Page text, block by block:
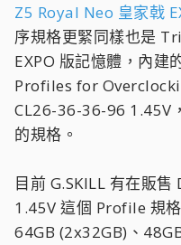
Z5 Royal Neo 皇家戟
序規格更緊同樣也是
EXPO 版記憶體，內建
Profiles for
CL26-36-36-96 1.45V
的規格。
目前 G.SKILL 有在販
1.45V 這個 Profile 規
64GB (2x32GB)、